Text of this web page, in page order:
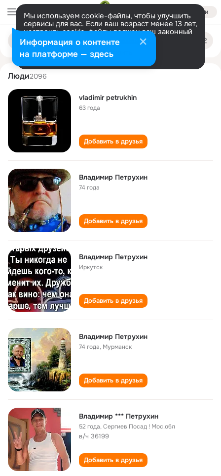
Войти
Мы используем cookie-файлы, чтобы улучшить
сервисы для вас. Если ваш возраст менее 13 лет,
настроить cookie-файлы должен ваш законный
представитель. Больше информации
Разрешить все Настроить
Поиск
людям
vladimir petrukhin
Люди2096
vladimir petrukhin
63 года
Добавить в друзья
Владимир Петрухин
74 года
Добавить в друзья
Владимир Петрухин
Иркутск
Добавить в друзья
Владимир Петрухин
74 года, Мурманск
Добавить в друзья
Владимир *** Петрухин
52 года,Сергиев Посад ! Мос.обл
в/ч 36199
Добавить в друзья
Информация о контенте
на платформе — здесь